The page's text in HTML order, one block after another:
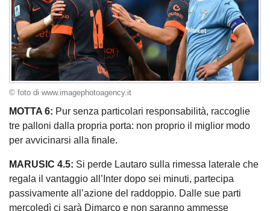
© foto di www.imagephotoagency.it
MOTTA 6: Pur senza particolari responsabilità, raccoglie
tre palloni dalla propria porta: non proprio il miglior modo
per avvicinarsi alla finale.
MARUSIC 4.5: Si perde Lautaro sulla rimessa laterale che
regala il vantaggio all’Inter dopo sei minuti, partecipa
passivamente all’azione del raddoppio. Dalle sue parti
mercoledì ci sarà Dimarco e non saranno ammesse